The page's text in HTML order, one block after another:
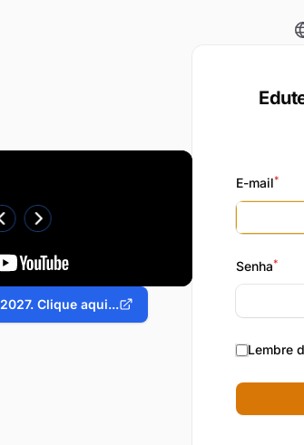
Clique aqui...
E-mail*
Senha*
Lembre